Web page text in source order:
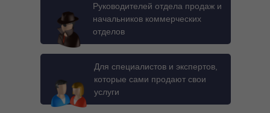
Для специалистов и экспертов,
которые сами продают свои
услуги
Руководителей отдела продаж и
начальников коммерческих
отделов